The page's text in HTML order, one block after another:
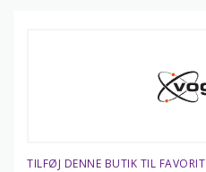
TILFØJ DENNE BUTIK TIL FAVORIT